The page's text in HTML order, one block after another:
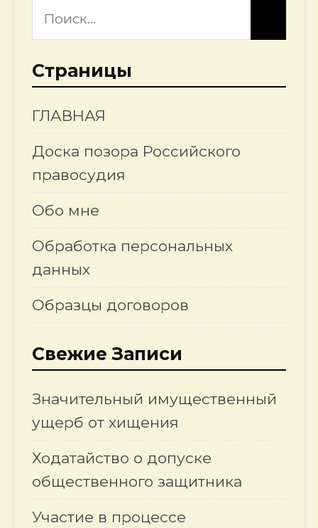
Страницы
ГЛАВНАЯ
Доска позора Российского
правосудия
Обо мне
Обработка персональных
данных
Образцы договоров
Свежие Записи
Значительный имущественный
ущерб от хищения
Ходатайство о допуске
общественного защитника
Участие в процессе